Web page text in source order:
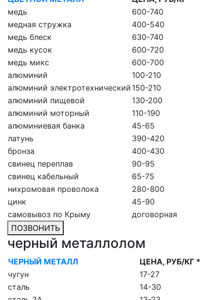
медь
600-740
медная стружка
400-540
медь блеск
630-740
медь кусок
600-720
медь микс
600-700
алюминий
100-210
алюминий электротехнический 150-210
алюминий пищевой
130-200
алюминий моторный
110-190
алюминиевая банка
45-65
латунь
390-420
бронза
400-430
свинец переплав
90-95
свинец кабельный
65-75
нихромовая проволока
280-800
цинк
45-90
самовывоз по Крыму
договорная
ПОЗВОНИТЬ
черный металлолом
ЧЕРНЫЙ МЕТАЛЛ
ЦЕНА, РУБ/КГ *
чугун
17-27
сталь
14-30